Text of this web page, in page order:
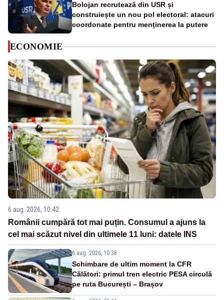
Bolojan recrutează din USR și
construiește un nou pol electoral: atacuri
coordonate pentru menținerea la putere
ECONOMIE
6 aug. 2026, 10:42
Românii cumpără tot mai puțin. Consumul a ajuns la
cel mai scăzut nivel din ultimele 11 luni: datele INS
6 aug. 2026, 10:38
Schimbare de ultim moment la CFR
Călători: primul tren electric PESA circulă
pe ruta București – Brașov